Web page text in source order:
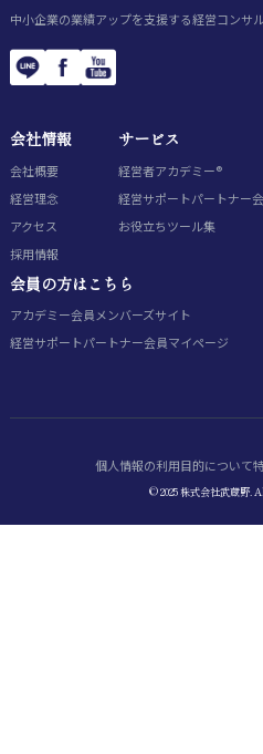
中小企業の業績アップを支援する経営コンサ
会社情報
会社概要
経営理念
アクセス
採用情報
サービス
経営者アカデミー®
経営サポートパートナー
お役立ちツール集
会員の方はこちら
アカデミー会員 メンバーズサイト
経営サポートパートナー会員マイページ
個人情報の利用目的について
© 2025 株式会社武蔵野.